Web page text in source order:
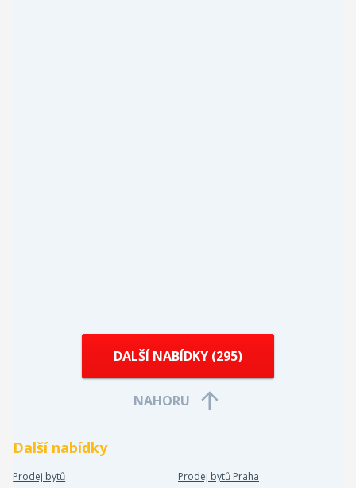
DALŠÍ NABÍDKY (295)
NAHORU
Další nabídky
Prodej bytů
Prodej bytů Praha